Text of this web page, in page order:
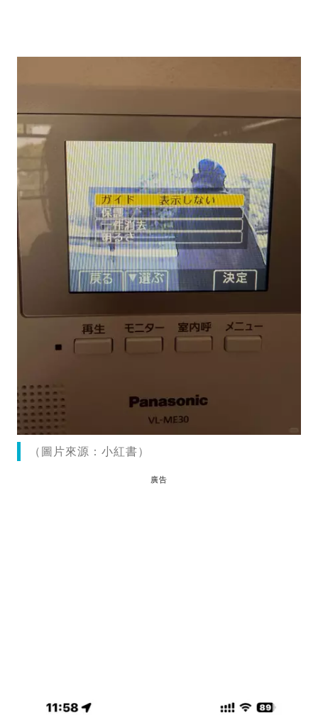
（圖片來源：小紅書）
廣告